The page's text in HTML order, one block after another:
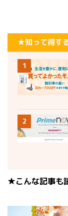
★知って得す
1
2
★こんな記事も